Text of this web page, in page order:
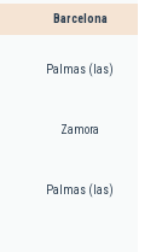
Barcelona
Palmas (las)
Zamora
Palmas (las)